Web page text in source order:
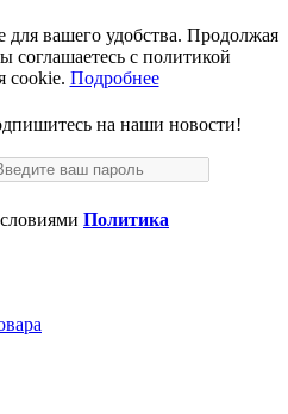
вашего удобства. Продолжая
соглашаетесь с политикой
cookie.​​​​​​​ Подробнее
на наши новости!
Политика